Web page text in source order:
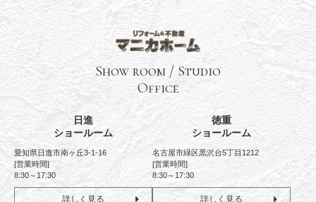
Show room / Studio
Office
日進
ショールーム
愛知県日進市南ヶ丘3-1-16
[営業時間]
8:30～17:30
詳しく見る
徳重
ショールーム
名古屋市緑区黒沢台5丁目1212
[営業時間]
8:30～17:30
詳しく見る